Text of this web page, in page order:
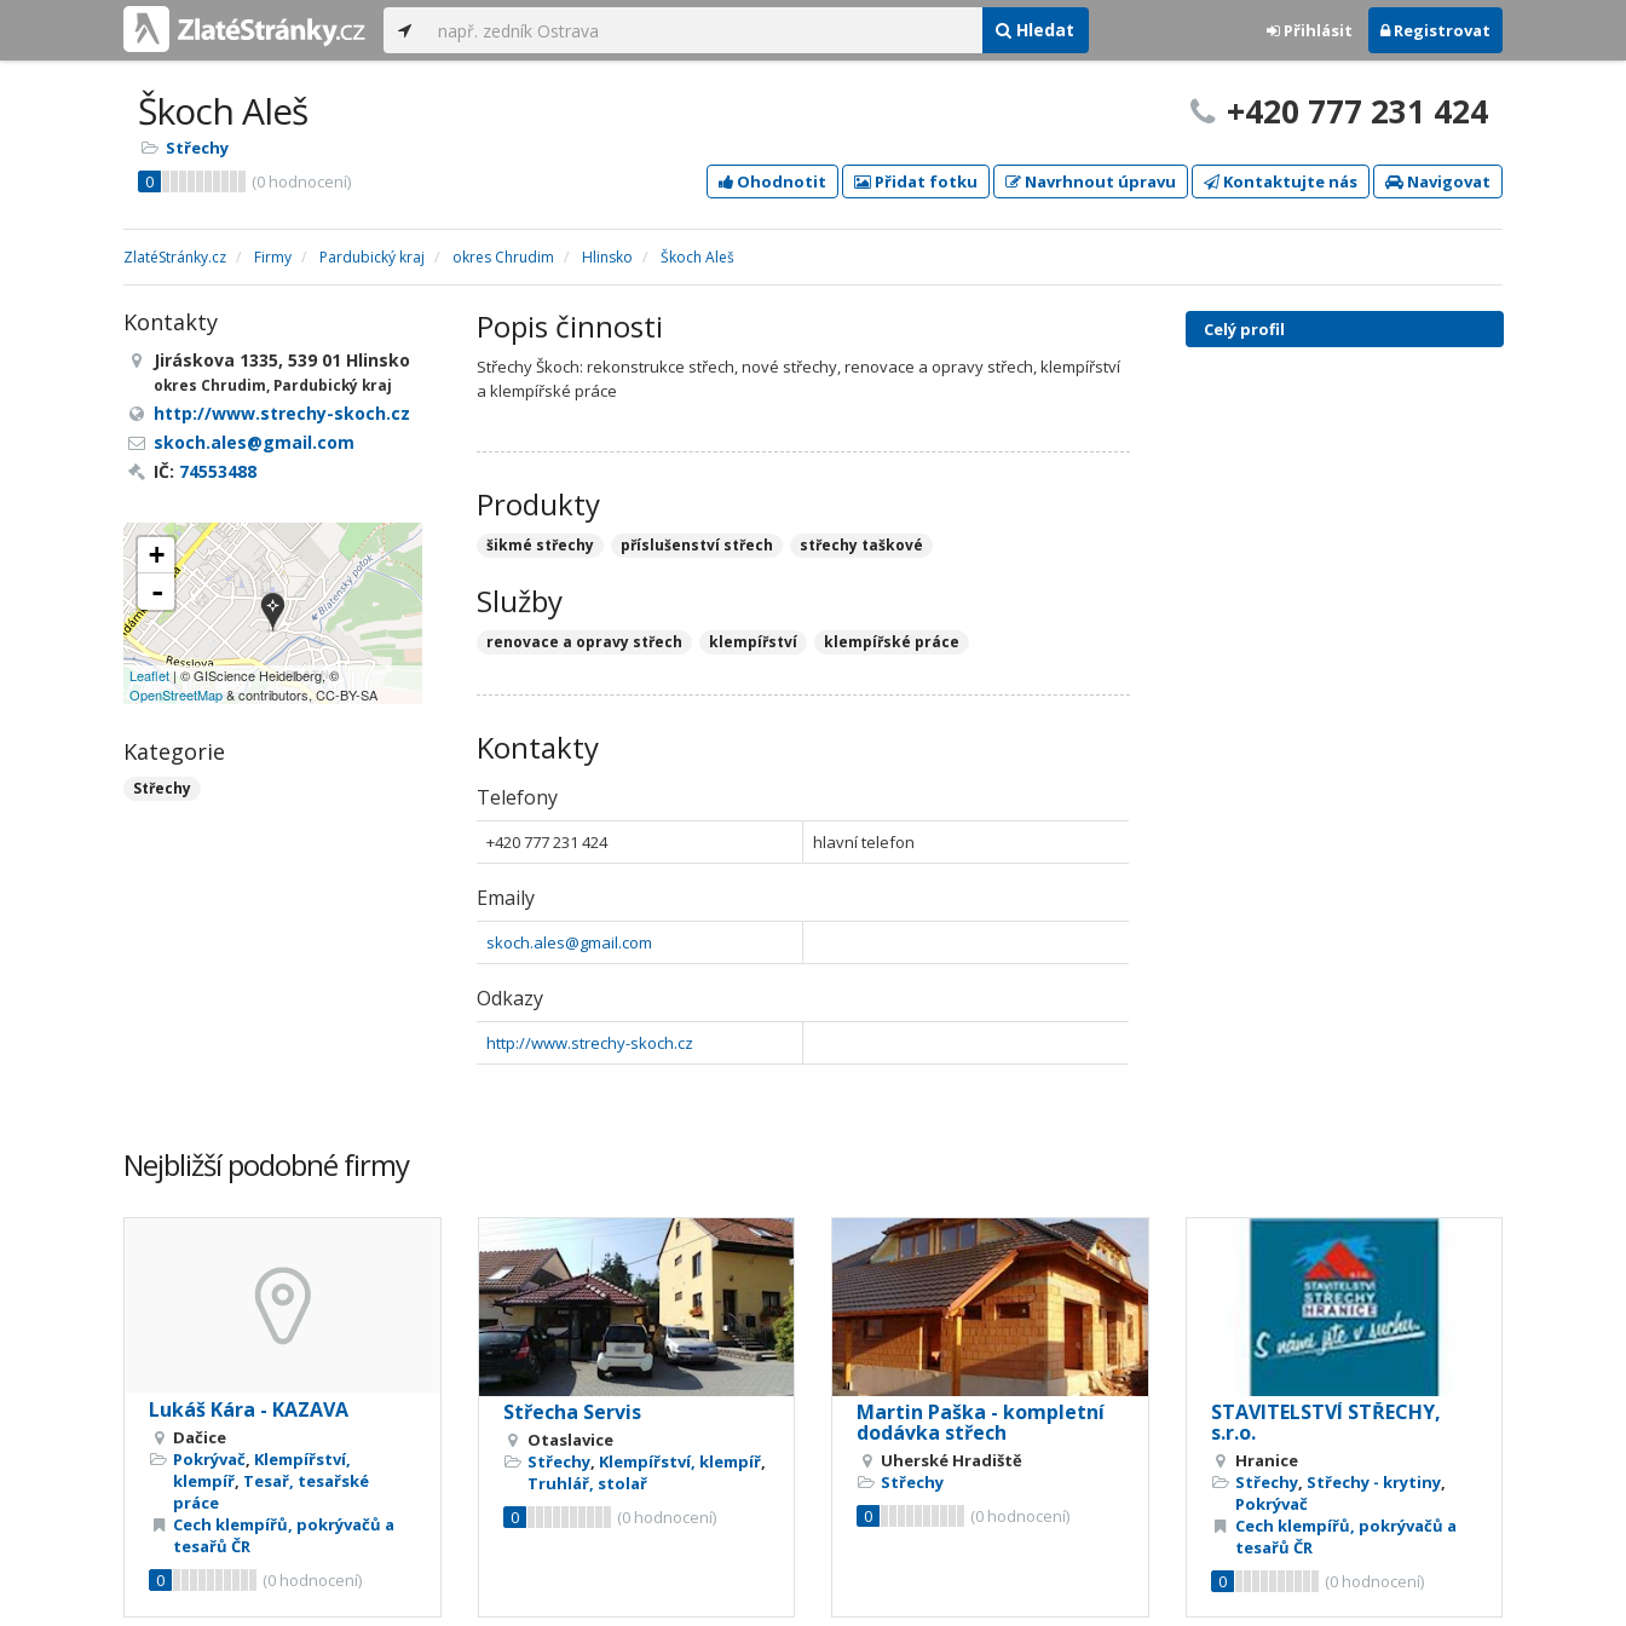
Hledat Přihlásit Registrovat
Škoch Aleš
Střechy
0
(0 hodnocení)
+420 777 231 424
Ohodnotit Přidat fotku Navrhnout úpravu Kontaktujte nás Navigovat
ZlatéStránky.cz Firmy Pardubický kraj okres Chrudim Hlinsko Škoch Aleš
Popis činnosti
Střechy Škoch: rekonstrukce střech, nové střechy, renovace a opravy střech, klempířství
a klempířské práce
Produkty
šikmé střechy příslušenství střech střechy taškové
Služby
renovace a opravy střech klempířství klempířské práce
Kontakty
Telefony
+420 777 231 424 hlavní telefon
Emaily
skoch.ales@gmail.com
Odkazy
http://www.strechy-skoch.cz
Kontakty
Jiráskova 1335, 539 01 Hlinsko
okres Chrudim, Pardubický kraj
http://www.strechy-skoch.cz
skoch.ales@gmail.com
IČ: 74553488
+
-
Leaflet| © GIScience Heidelberg, ©
OpenStreetMap& contributors, CC-BY-SA
Kategorie
Střechy
Celý profil
Nejbližší podobné firmy
Lukáš Kára - KAZAVA
Dačice
Pokrývač, Klempířství,
klempíř, Tesař, tesařské
práce
Cech klempířů, pokrývačů a
tesařů ČR
0
(0 hodnocení)
Střecha Servis
Otaslavice
Střechy, Klempířství, klempíř,
Truhlář, stolař
0
(0hodnocení)
Martin Paška - kompletní
dodávka střech
Uherské Hradiště
Střechy
0
(0 hodnocení)
STAVITELSTVÍ STŘECHY,
s.r.o.
Hranice
Střechy, Střechy - krytiny,
Pokrývač
Cech klempířů, pokrývačů a
tesařů ČR
0
(0hodnocení)